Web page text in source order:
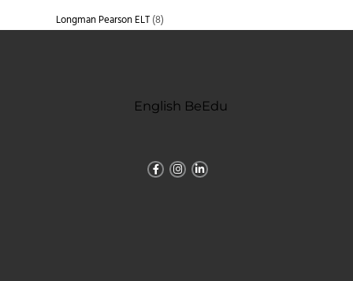
Longman Pearson ELT (8)
English BeEdu